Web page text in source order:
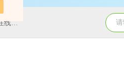
析仪 苏州荧光法